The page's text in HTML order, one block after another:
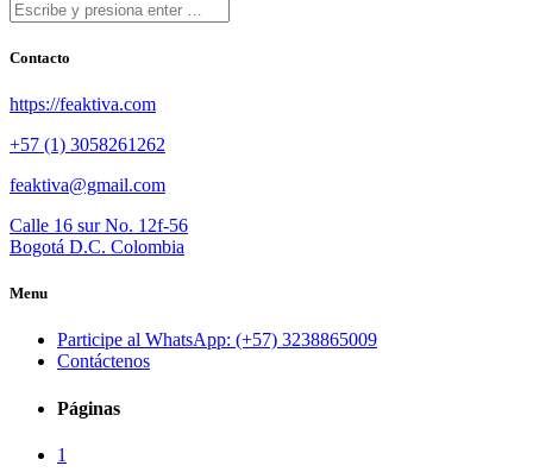
Contacto
https://feaktiva.com
+57 (1) 3058261262
feaktiva@gmail.com
Calle 16 sur No. 12f-56
Bogotá D.C. Colombia
Menu
Participe al WhatsApp: (+57) 3238865009
Contáctenos
Páginas
1